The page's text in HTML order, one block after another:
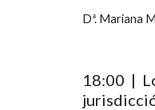
Dª. Mariana
18:00  |